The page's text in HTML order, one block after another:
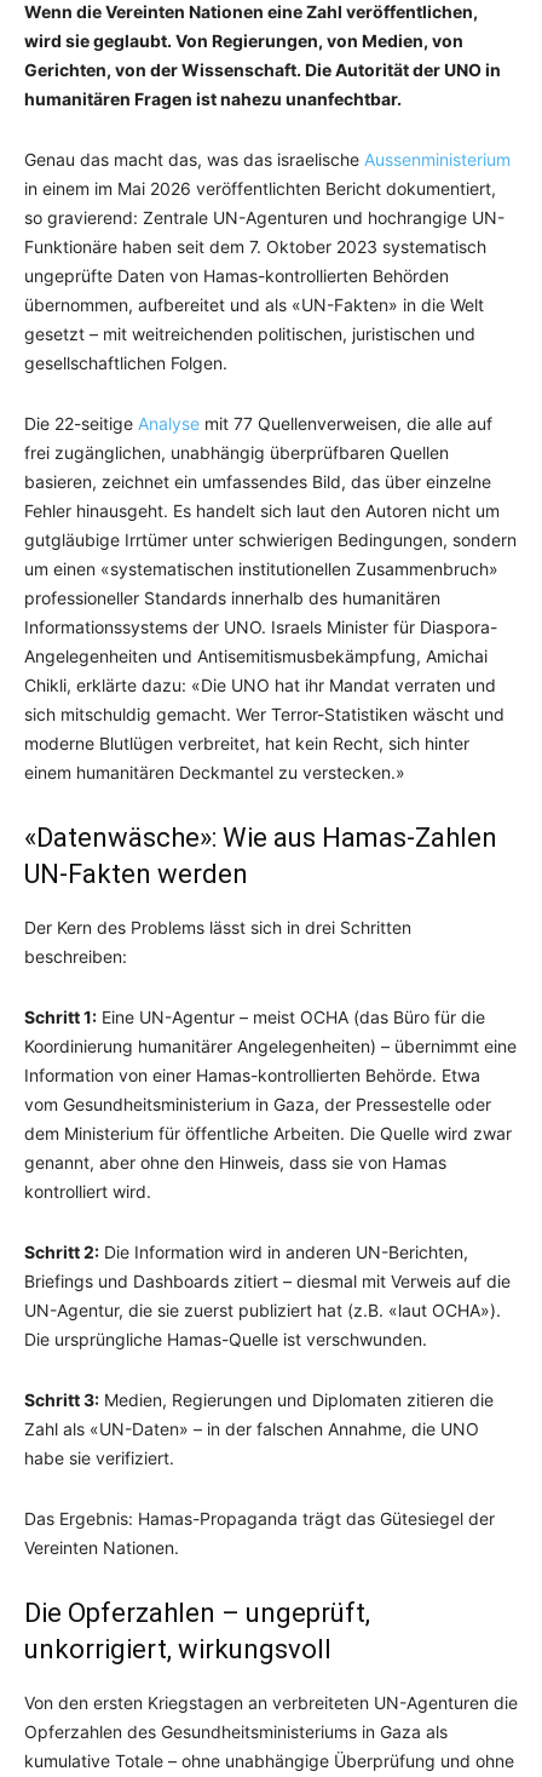
Wenn die Vereinten Nationen eine Zahl veröffentlichen,
wird sie geglaubt. Von Regierungen, von Medien, von
Gerichten, von der Wissenschaft. Die Autorität der UNO in
humanitären Fragen ist nahezu unanfechtbar.
Genau das macht das, was das israelische Aussenministerium
in einem im Mai 2026 veröffentlichten Bericht dokumentiert,
so gravierend: Zentrale UN-Agenturen und hochrangige UN-
Funktionäre haben seit dem 7. Oktober 2023 systematisch
ungeprüfte Daten von Hamas-kontrollierten Behörden
übernommen, aufbereitet und als «UN-Fakten» in die Welt
gesetzt – mit weitreichenden politischen, juristischen und
gesellschaftlichen Folgen.
Die 22-seitige Analyse mit 77 Quellenverweisen, die alle auf
frei zugänglichen, unabhängig überprüfbaren Quellen
basieren, zeichnet ein umfassendes Bild, das über einzelne
Fehler hinausgeht. Es handelt sich laut den Autoren nicht um
gutgläubige Irrtümer unter schwierigen Bedingungen, sondern
um einen «systematischen institutionellen Zusammenbruch»
professioneller Standards innerhalb des humanitären
Informationssystems der UNO. Israels Minister für Diaspora-
Angelegenheiten und Antisemitismusbekämpfung, Amichai
Chikli, erklärte dazu: «Die UNO hat ihr Mandat verraten und
sich mitschuldig gemacht. Wer Terror-Statistiken wäscht und
moderne Blutlügen verbreitet, hat kein Recht, sich hinter
einem humanitären Deckmantel zu verstecken.»
«Datenwäsche»: Wie aus Hamas-Zahlen
UN-Fakten werden
Der Kern des Problems lässt sich in drei Schritten
beschreiben:
Schritt 1: Eine UN-Agentur – meist OCHA (das Büro für die
Koordinierung humanitärer Angelegenheiten) – übernimmt eine
Information von einer Hamas-kontrollierten Behörde. Etwa
vom Gesundheitsministerium in Gaza, der Pressestelle oder
dem Ministerium für öffentliche Arbeiten. Die Quelle wird zwar
genannt, aber ohne den Hinweis, dass sie von Hamas
kontrolliert wird.
Schritt 2: Die Information wird in anderen UN-Berichten,
Briefings und Dashboards zitiert – diesmal mit Verweis auf die
UN-Agentur, die sie zuerst publiziert hat (z.B. «laut OCHA»).
Die ursprüngliche Hamas-Quelle ist verschwunden.
Schritt 3: Medien, Regierungen und Diplomaten zitieren die
Zahl als «UN-Daten» – in der falschen Annahme, die UNO
habe sie verifiziert.
Das Ergebnis: Hamas-Propaganda trägt das Gütesiegel der
Vereinten Nationen.
Die Opferzahlen – ungeprüft,
unkorrigiert, wirkungsvoll
Von den ersten Kriegstagen an verbreiteten UN-Agenturen die
Opferzahlen des Gesundheitsministeriums in Gaza als
kumulative Totale – ohne unabhängige Überprüfung und ohne